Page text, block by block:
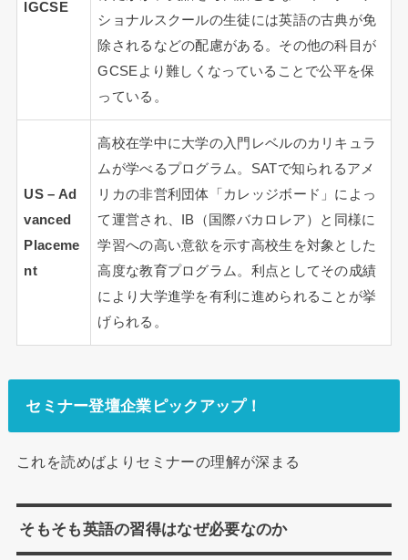
IGCSE
ショナルスクールの生徒には英語の古典が免
除されるなどの配慮がある。その他の科目が
GCSEより難しくなっていることで公平を保
っている。
US – Ad
vanced
Placeme
nt
高校在学中に大学の入門レベルのカリキュラ
ムが学べるプログラム。SATで知られるアメ
リカの非営利団体「カレッジボード」によっ
て運営され、IB（国際バカロレア）と同様に
学習への高い意欲を示す高校生を対象とした
高度な教育プログラム。利点としてその成績
により大学進学を有利に進められることが挙
げられる。
セミナー登壇企業ピックアップ！
これを読めばよりセミナーの理解が深まる
そもそも英語の習得はなぜ必要なのか